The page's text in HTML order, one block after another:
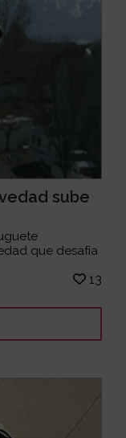
sube
que desafía
13